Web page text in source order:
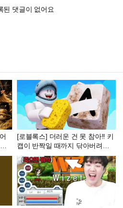
된 댓글이 없어요
[로블록스] 더러운 건 못 참아!! 키
캡이 반짝일 때까지 닦아버려요
ㅋㅋ (Clean Your Keycaps) - 민
또 경또 -